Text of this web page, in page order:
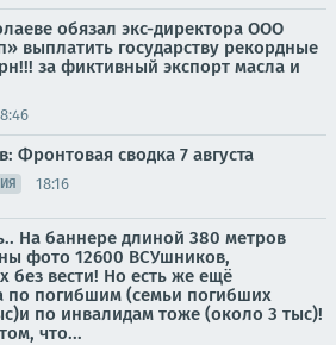
обязал экс-директора ООО
выплатить государству рекордные
за фиктивный экспорт масла и
Фронтовая сводка 7 августа
18:16
На баннере длиной 380 метров
фото 12600 ВСУшников,
без вести! Но есть же ещё
по погибшим (семьи погибших
по инвалидам тоже (около 3 тыс)!
что...